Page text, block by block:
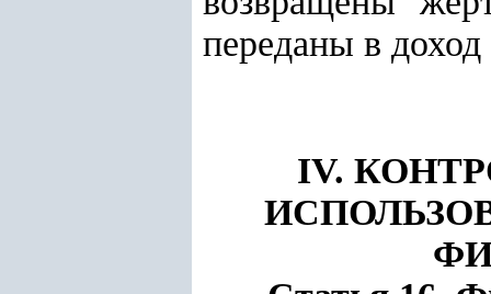
переданы в доход
IV.